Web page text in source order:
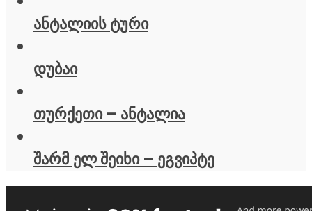
ანტალიის ტური
დუბაი
თურქეთი – ანტალია
შარმ ელ შეიხი – ეგვიპტე